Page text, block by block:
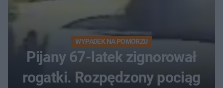
WYPADEK NA POMORZU
Pijany 67-latek zignorował
rogatki. Rozpędzony pociąg